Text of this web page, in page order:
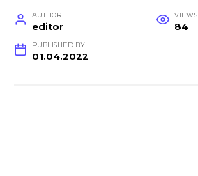
AUTHOR
editor
VIEWS
84
PUBLISHED BY
01.04.2022